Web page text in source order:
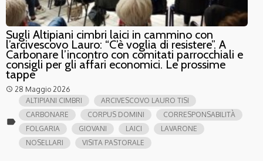
Sugli Altipiani cimbri laici in cammino con
l’arcivescovo Lauro: “C’è voglia di resistere”. A
Carbonare l’incontro con comitati parrocchiali e
consigli per gli affari economici. Le prossime
tappe
access_time 28 Maggio 2026
label
ALTIPIANI CIMBRI
ARCIVESCOVO LAURO TISI
CARBONARE
CORPUS DOMINI
CORRESPONSABILITÀ
FOLGARIA
GIOVANI LAICI
LAVARONE
NOSELLARI
VISITA PASTORALE